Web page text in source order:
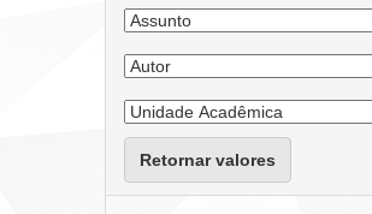
Retornar valores